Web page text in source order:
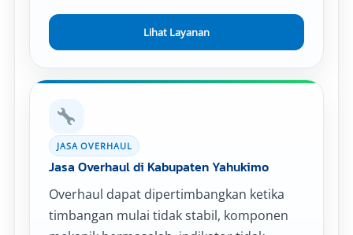
Lihat Layanan
JASA OVERHAUL
Jasa Overhaul di Kabupaten Yahukimo
Overhaul dapat dipertimbangkan ketika
timbangan mulai tidak stabil, komponen